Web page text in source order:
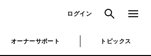
ログイン 検索 メニュ
オーナーサポート トピックス